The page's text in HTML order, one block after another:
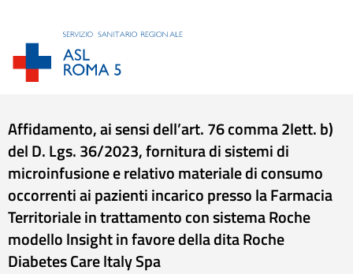
Affidamento, ai sensi dell’art. 76 comma 2lett. b)
del D. Lgs. 36/2023, fornitura di sistemi di
microinfusione e relativo materiale di consumo
occorrenti ai pazienti incarico presso la Farmacia
Territoriale in trattamento con sistema Roche
modello lnsight in favore della dita Roche
Diabetes Care ltaly Spa